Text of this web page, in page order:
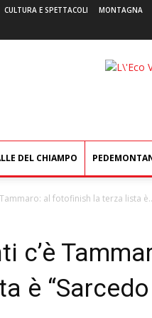
CULTURA E SPETTACOLI MONTAGNA
DEL CHIAMPO
al fotofinish la terza lista
c’è
è